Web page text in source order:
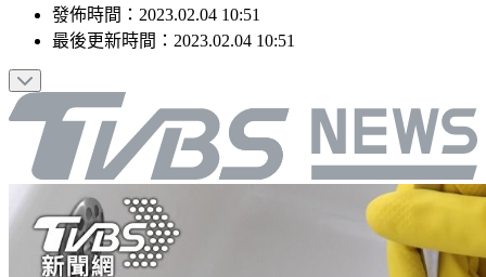
發佈時間： 2023.02.04 10:51
最後更新時間： 2023.02.04 10:51